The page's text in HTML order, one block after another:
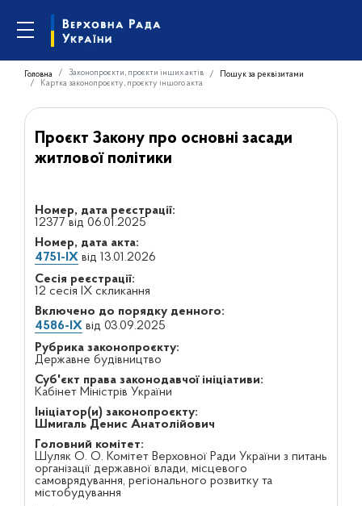
Головна Законопроєкти, проєкти інших актів
Пошук за реквізитами
Картка законопроєкту, проєкту іншого акта
Проєкт Закону про основні засади
житлової політики
Номер, дата реєстрації:
12377 від 06.01.2025
Номер, дата акта:
4751-IXвід 13.01.2026
Сесія реєстрації:
12 сесія IX скликання
Включено до порядку денного:
4586-IXвід 03.09.2025
Рубрика законопроєкту:
Державне будівництво
Суб'єкт права законодавчої ініціативи:
Кабінет Міністрів України
Ініціатор(и) законопроєкту:
Шмигаль Денис Анатолійович
Головний комітет:
Шуляк О. О. Комітет Верховної Ради України з питань
організації державної влади, місцевого
самоврядування, регіонального розвитку та
містобудування